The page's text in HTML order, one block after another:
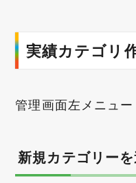
実績カテゴリ
管理画面左メニュー
新規カテゴリー